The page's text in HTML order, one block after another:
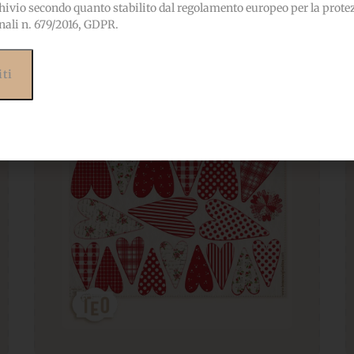
interessarti
secondo quanto stabilito dal regolamento europeo per la
n. 679/2016, GDPR.